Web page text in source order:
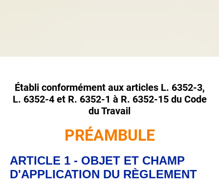
Établi conformément aux articles L. 6352-3,
L. 6352-4 et R. 6352-1 à R. 6352-15 du Code
du Travail
PRÉAMBULE
ARTICLE 1 - OBJET ET CHAMP
D'APPLICATION DU RÈGLEMENT